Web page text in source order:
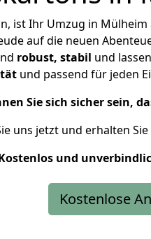
ist Ihr Umzug in
auf die neuen
robust, stabil und
und passend für jeden
Sie sich sicher sein,
uns jetzt und erhalten
und
Kostenlose